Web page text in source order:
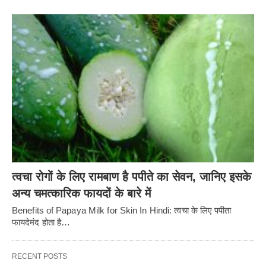
त्वचा रोगों के लिए रामबाण है पपीते का सेवन, जानिए इसके
अन्य चमत्कारिक फायदों के बारे में
Benefits of Papaya Milk for Skin In Hindi: त्वचा के लिए पपीता
फायदेमंद होता है…
RECENT POSTS